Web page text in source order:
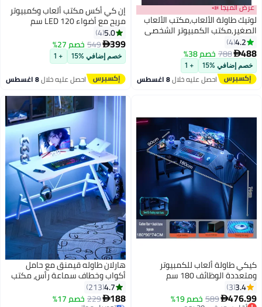
عرض الميجا 📣
لوتيك طاولة الألعاب,مكتب الألعاب
الصغير,مكتب الكمبيوتر الشخصي
الايرغونومي,طاولة الكمبيوتر مع
سطح ألياف الكربون,مكتب
الأطفال,كتابة مكتب الدراسة أو
مكاتب المكتب المنزلي,مثالية
للطلاب واللاعبين,,
4.2
4
488
788خصم 38%
خصم إضافي %15 + 1
احصل عليه خلال8 اغسطس
إن كي أكس مكتب ألعاب وكمبيوتر
مريح مع أضواء LED 120 سم
5.0
4
399
549خصم 27%
خصم إضافي %15 + 1
احصل عليه خلال8 اغسطس
كيكي طاولة ألعاب للكمبيوتر
ومتعددة الوظائف 180 سم
3.4
3
476.99
589 خصم 19%
هارلان طاوله قيمنق مع حامل
أكواب وخطاف سماعة رأس، مكتب
كمبيوتر شخصي مريح، مكتب
قيمنق بسطح من ألياف الكربون،
4.7
213
188
229 خصم 17%
توصيل مجاني